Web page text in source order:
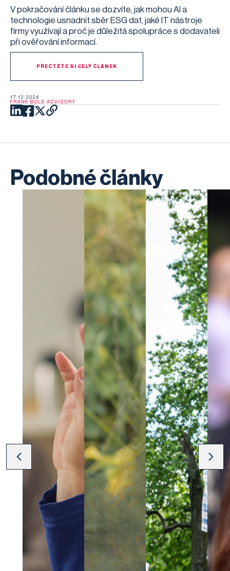
17.12.2024
FRANK BOLD ADVISORY
SDÍLEJTE
V pokračování článku se dozvíte, jak mohou AI a
technologie usnadnit sběr ESG dat, jaké IT nástroje
firmy využívají a proč je důležitá spolupráce s dodavateli
při ověřování informací.
PŘEČTĚTE SI CELÝ ČLÁNEK
Podobné články